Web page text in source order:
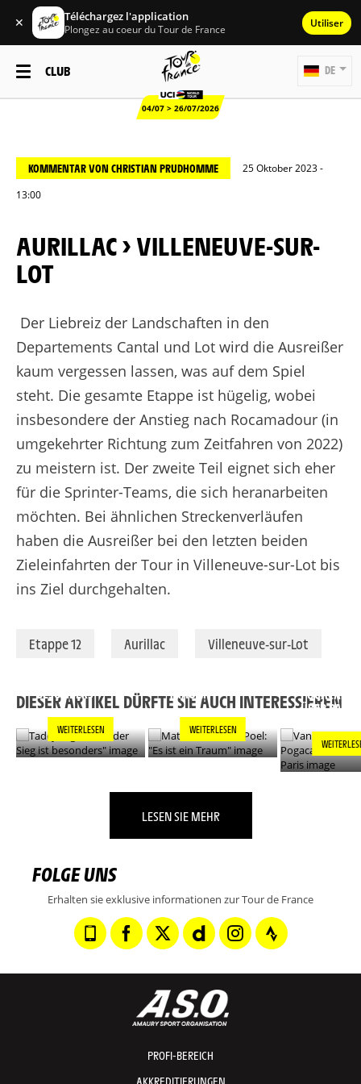
✕ Téléchargez l'application
Plongez au coeur du Tour de France Utiliser
CLUB
04/07 > 26/07/2026
DE
KOMMENTAR VON CHRISTIAN PRUDHOMME
25 Oktober 2023 -
13:00
AURILLAC > VILLENEUVE-SUR-
LOT
Der Liebreiz der Landschaften in den
Departements Cantal und Lot wird die Ausreißer
kaum vergessen lassen, was auf dem Spiel
steht. Die gesamte Etappe ist hügelig, wobei
insbesondere der Anstieg nach Rocamadour (in
umgekehrter Richtung zum Zeitfahren von 2022)
zu meistern ist. Der zweite Teil eignet sich eher
für die Sprinter-Teams, die sich heranarbeiten
möchten. Bei ähnlichen Streckenverläufen
haben die Ausreißer bei den letzten beiden
Zieleinfahrten der Tour in Villeneuve-sur-Lot bis
ins Ziel durchgehalten.
Etappe 12 Aurillac Villeneuve-sur-Lot
DIESER ARTIKEL DÜRFTE SIE AUCH INTERESSIEREN
BESONDERS"
WEITERLESEN
TRAUM"
WEITERLESEN
POGACAR
ÜBER PARIS
LESEN SIE MEHR
FOLGE UNS
Erhalten sie exklusive informationen zur Tour de France
PROFI-BEREICH
AKKREDITIERUNGEN